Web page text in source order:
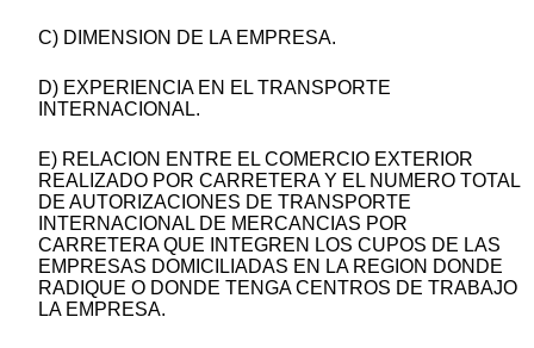
C) DIMENSION DE LA EMPRESA.
D) EXPERIENCIA EN EL TRANSPORTE
INTERNACIONAL.
E) RELACION ENTRE EL COMERCIO EXTERIOR
REALIZADO POR CARRETERA Y EL NUMERO TOTAL
DE AUTORIZACIONES DE TRANSPORTE
INTERNACIONAL DE MERCANCIAS POR
CARRETERA QUE INTEGREN LOS CUPOS DE LAS
EMPRESAS DOMICILIADAS EN LA REGION DONDE
RADIQUE O DONDE TENGA CENTROS DE TRABAJO
LA EMPRESA.